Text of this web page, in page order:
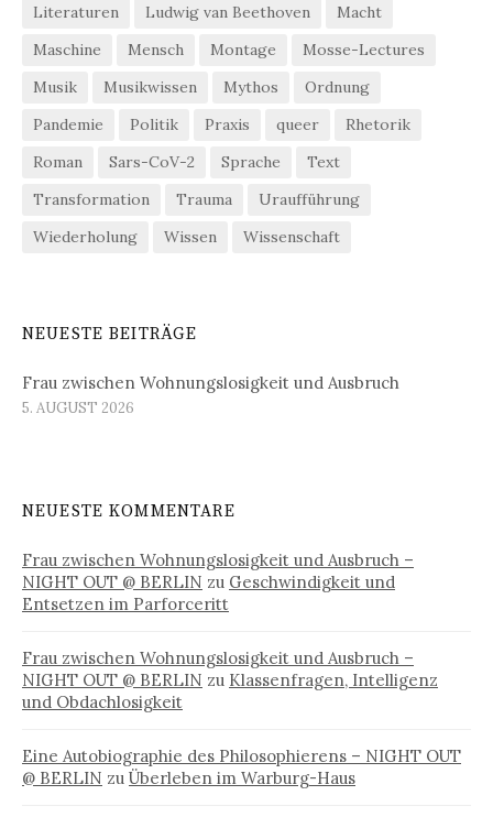
Literaturen
Ludwig van Beethoven
Macht
Maschine
Mensch Montage
Mosse-Lectures
Musik
Musikwissen Mythos
Ordnung
Pandemie
Politik Praxis queer
Rhetorik
Roman
Sars-CoV-2 Sprache
Text
Transformation
Trauma
Uraufführung
Wiederholung
Wissen Wissenschaft
NEUESTE BEITRÄGE
Frau zwischen Wohnungslosigkeit und Ausbruch
5. AUGUST 2026
NEUESTE KOMMENTARE
Frau zwischen Wohnungslosigkeit und Ausbruch –
NIGHT OUT @ BERLIN zu Geschwindigkeit und
Entsetzen im Parforceritt
Frau zwischen Wohnungslosigkeit und Ausbruch –
NIGHT OUT @ BERLIN zu Klassenfragen, Intelligenz
und Obdachlosigkeit
Eine Autobiographie des Philosophierens – NIGHT OUT
@ BERLIN zu Überleben im Warburg-Haus